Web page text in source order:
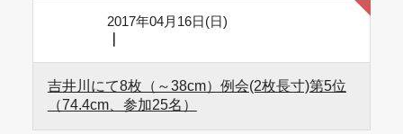
2017年04月16日(日)
｜
吉井川にて8枚（～38cm）例会(2枚長寸)第5位
（74.4cm、参加25名）